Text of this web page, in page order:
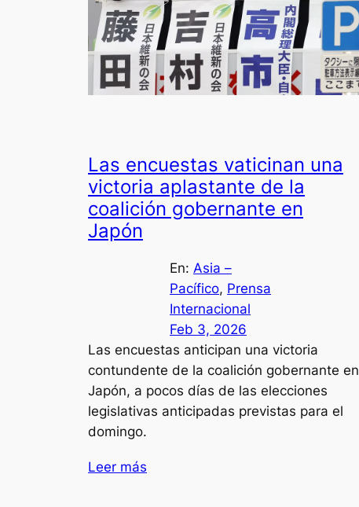
Las encuestas vaticinan una
victoria aplastante de la
coalición gobernante en
Japón
En: Asia –
Pacífico, Prensa
Internacional
Feb 3, 2026
Las encuestas anticipan una victoria
contundente de la coalición gobernante en
Japón, a pocos días de las elecciones
legislativas anticipadas previstas para el
domingo.
Leer más